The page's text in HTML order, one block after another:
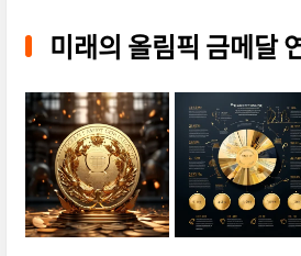
미래의 올림픽 금메달